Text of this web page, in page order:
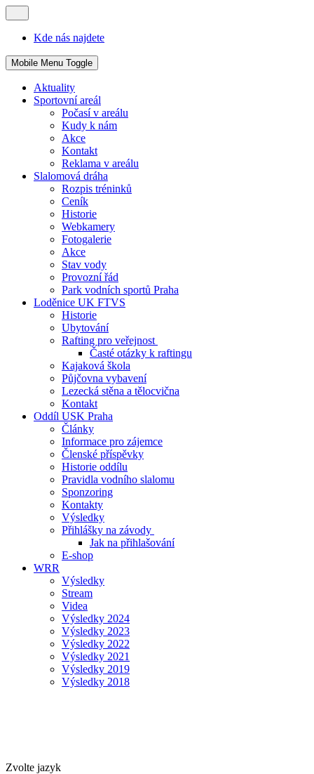
Kde nás najdete
Mobile Menu Toggle
Aktuality
Sportovní areál
Počasí v areálu
Kudy k nám
Akce
Kontakt
Reklama v areálu
Slalomová dráha
Rozpis tréninků
Ceník
Historie
Webkamery
Fotogalerie
Akce
Stav vody
Provozní řád
Park vodních sportů Praha
Loděnice UK FTVS
Historie
Ubytování
Rafting pro veřejnost
Časté otázky k raftingu
Kajaková škola
Půjčovna vybavení
Lezecká stěna a tělocvična
Kontakt
Oddíl USK Praha
Články
Informace pro zájemce
Členské příspěvky
Historie oddílu
Pravidla vodního slalomu
Sponzoring
Kontakty
Výsledky
Přihlášky na závody
Jak na přihlašování
E-shop
WRR
Výsledky
Stream
Videa
Výsledky 2024
Výsledky 2023
Výsledky 2022
Výsledky 2021
Výsledky 2019
Výsledky 2018
Zvolte jazyk